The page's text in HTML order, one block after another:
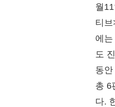
월
티
에
도
동
총 6
다.